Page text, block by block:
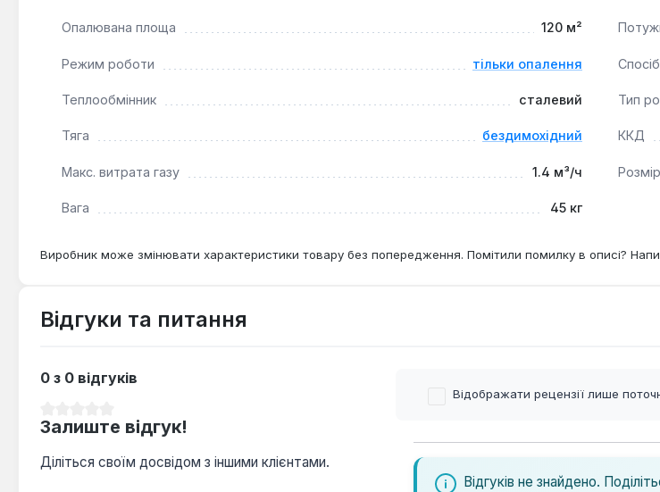
Опалювана площа 120 м²
Режим роботи тільки опалення
Теплообмінник сталевий Тип
Тяга бездимохідний ККД
Макс. витрата газу 1.4 м³/ч
Вага 45 кг
Виробник може змінювати характеристики товару без попередження. Помітили помилку в описі?
Відгуки та питання
0 з 0 відгуків
Залиште відгук!
Діліться своїм досвідом з іншими клієнтами.
Відображати рецензії лише
Відгуків не знайдено.